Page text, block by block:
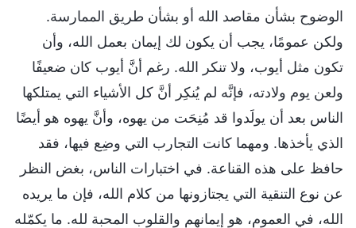
الوضوح بشأن مقاصد الله أو بشأن طريق الممارسة.
ولكن عمومًا، يجب أن يكون لك إيمان بعمل الله، وأن
تكون مثل أيوب، ولا تنكر الله. رغم أنَّ أيوب كان ضعيفًا
ولعن يوم ولادته، فإنَّه لم يُنكِر أنَّ كل الأشياء التي يمتلكها
الناس بعد أن يولَدوا قد مُنِحَت من يهوه، وأنَّ يهوه هو أيضًا
الذي يأخذها. ومهما كانت التجارب التي وضِع فيها، فقد
حافظ على هذه القناعة. في اختبارات الناس، بغض النظر
عن نوع التنقية التي يجتازونها من كلام الله، فإن ما يريده
الله، في العموم، هو إيمانهم والقلوب المحبة لله. ما يكمّله